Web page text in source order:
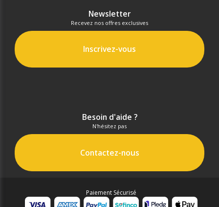
Newsletter
Recevez nos offres exclusives
Inscrivez-vous
Besoin d'aide ?
N'hésitez pas
Contactez-nous
Paiement Sécurisé